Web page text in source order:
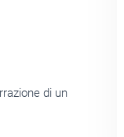
di un